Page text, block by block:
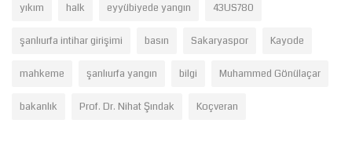
yıkım halk eyyübiyede yangın 43US780
şanlıurfa intihar girişimi basın Sakaryaspor Kayode
mahkeme şanlıurfa yangın bilgi Muhammed Gönülaçar
bakanlık Prof. Dr. Nihat Şındak Koçveran